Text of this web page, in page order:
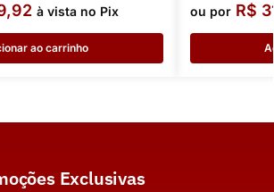
à vista no Pix
ao carrinho
ou por R$
Exclusivas